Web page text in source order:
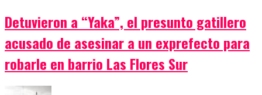
Detuvieron a “Yaka”, el presunto gatillero
acusado de asesinar a un exprefecto para
robarle en barrio Las Flores Sur